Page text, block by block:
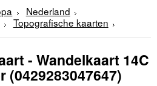
Nederland
Topografische kaarten
- Wandelkaart 14C
(0429283047647)